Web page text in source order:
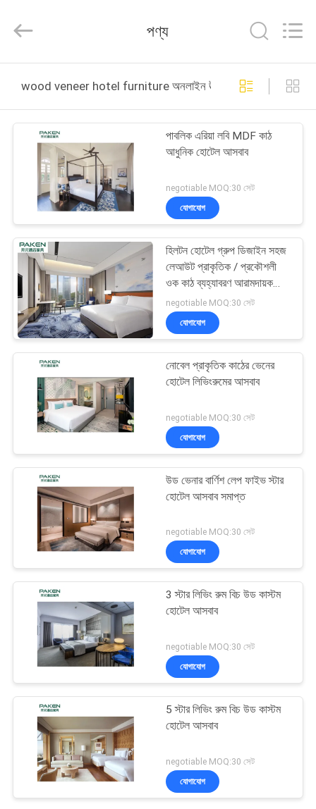
পণ্য
আমাদের
সম্পর্কে
কারখানা
ভ্রমণ
মান
নিয়ন্ত্রণ
যোগাযোগ
উদ্ধৃতির
জন্য
আবেদন
ম্যাপ
PRIVACY
POLICY
Reserved.
পণ্য
wood veneer hotel furniture অনলাইন উত্পাদন
পাবলিক এরিয়া লবি MDF কাঠ
আধুনিক হোটেল আসবাব
negotiable MOQ:30 সেট
যোগাযোগ
হিলটন হোটেল গ্রুপ ডিজাইন সহজ
লেআউট প্রাকৃতিক / প্রকৌশলী
ওক কাঠ ব্যহ্যাবরণ আরামদায়ক
জীবনযাত্রার পরিবেশ
negotiable MOQ:30 সেট
যোগাযোগ
নোবেল প্রাকৃতিক কাঠের ভেনের
হোটেল লিভিংরুমের আসবাব
negotiable MOQ:30 সেট
যোগাযোগ
উড ভেনার বার্ণিশ লেপ ফাইভ স্টার
হোটেল আসবাব সমাপ্ত
negotiable MOQ:30 সেট
যোগাযোগ
3 স্টার লিভিং রুম বিচ উড কাস্টম
হোটেল আসবাব
negotiable MOQ:30 সেট
যোগাযোগ
5 স্টার লিভিং রুম বিচ উড কাস্টম
হোটেল আসবাব
negotiable MOQ:30 সেট
যোগাযোগ